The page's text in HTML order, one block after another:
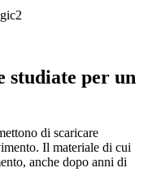
studiate per un
di scaricare
Il materiale di cui
anche dopo anni di